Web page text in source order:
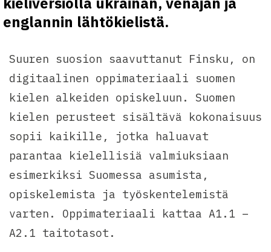
englannin lähtökielistä.
Suuren suosion saavuttanut Finsku, on
digitaalinen oppimateriaali suomen
kielen alkeiden opiskeluun. Suomen
kielen perusteet sisältävä kokonaisuus
sopii kaikille, jotka haluavat
parantaa kielellisiä valmiuksiaan
esimerkiksi Suomessa asumista,
opiskelemista ja työskentelemistä
varten. Oppimateriaali kattaa A1.1 –
A2.1 taitotasot.